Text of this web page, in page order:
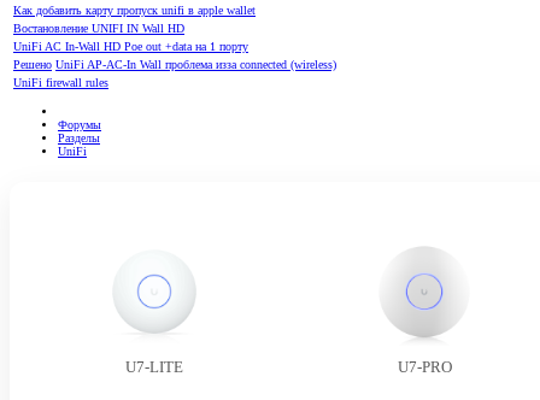
Как добавить карту пропуск unifi в apple wallet
Востановление UNIFI IN Wall HD
UniFi AC In-Wall HD Poe out +data на 1 порту
Решено UniFi AP-AC-In Wall проблема изза connected (wireless)
UniFi firewall rules
Форумы
Разделы
UniFi
U7-LITE U7-PRO